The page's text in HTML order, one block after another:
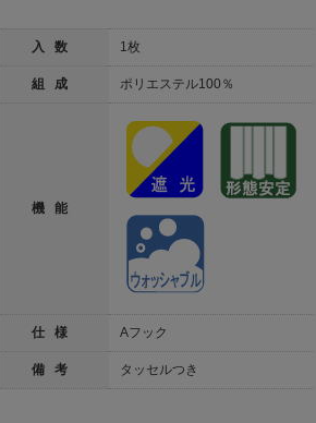
入 数 1枚
組 成 ポリエステル100％
機 能
仕 様 Aフック
備 考 タッセルつき